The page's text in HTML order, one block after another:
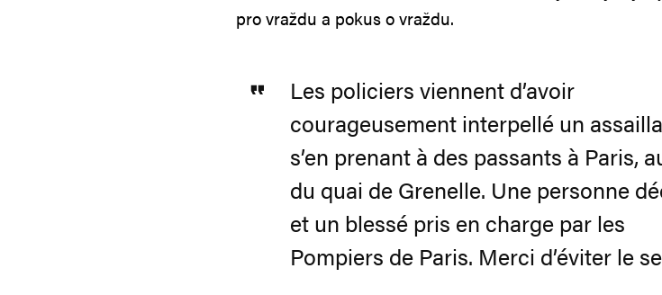
pro vraždu a pokus o vraždu.
Les policiers viennent d’avoir
courageusement interpellé un
s’en prenant à des passants à Paris,
du quai de Grenelle. Une personne
et un blessé pris en charge par les
Pompiers de Paris. Merci d’éviter le